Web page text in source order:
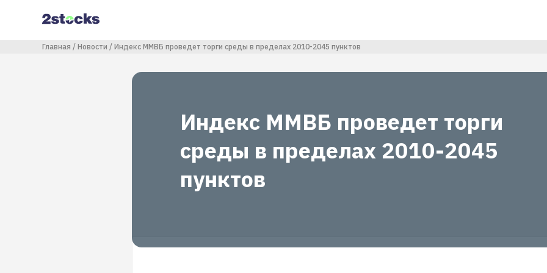
содержанию
Строка навигации
Главная Новости Индекс ММВБ проведет торги среды в пределах 2010-2045 пунктов
Индекс ММВБ проведет торги
среды в пределах 2010-2045
пунктов